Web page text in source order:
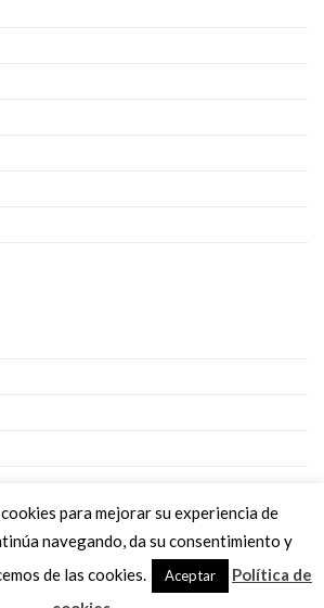
para mejorar su experiencia de
navegando, da su consentimiento y
de las cookies.
Aceptar
Política de